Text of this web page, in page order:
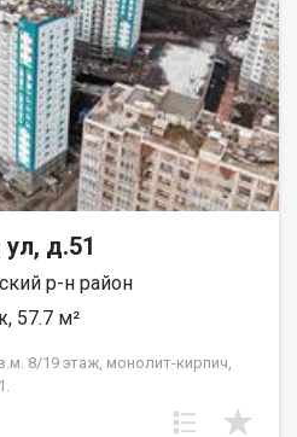
д.51
р-н район
57.7 м²
8/19 этаж, монолит-кирпич,